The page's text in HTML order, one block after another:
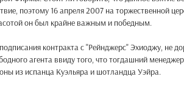
поэтому 16 апреля 2007 на торжественной
он был крайне важным и победным.
контракта с "Рейнджерс" Эхиоджу, не
агента ввиду того, что тогдашний
из испанца Куэльяра и шотландца Уэйра.